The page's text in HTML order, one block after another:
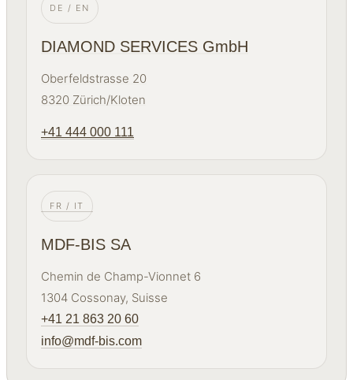
DE / EN
DIAMOND SERVICES GmbH
Oberfeldstrasse 20
8320 Zürich/Kloten
+41 444 000 111
FR / IT
MDF-BIS SA
Chemin de Champ-Vionnet 6
1304 Cossonay, Suisse
+41 21 863 20 60
info@mdf-bis.com